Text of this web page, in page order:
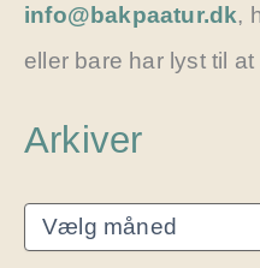
info@bakpaatur.dk,
eller bare har lyst til
Arkiver
A